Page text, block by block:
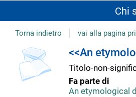
Chi
Torna indietro vai alla pagina
Dettaglio
del
copertina <<An
Titolo-non-
Fa parte di
An etymological